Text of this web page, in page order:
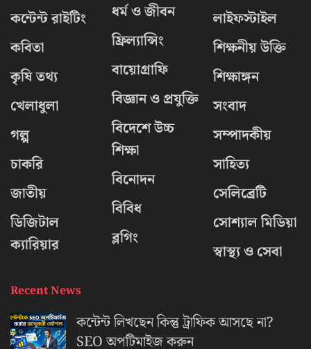
কন্টেন্ট রাইটিং
কবিতা
কৃষি তথ্য
খেলাধুলা
গল্প
চাকরি
জাতীয়
ডিজিটাল
ক্যারিয়ার
ধর্ম ও জীবন
ফ্রিল্যান্সিং
বায়োগ্রাফি
বিজ্ঞান ও প্রযুক্তি
বিদেশে উচ্চ
শিক্ষা
বিনোদন
বিবিধ
ব্লগিং
লাইফস্টাইল
শিক্ষনীয় উক্তি
শিক্ষাঙ্গন
সংবাদ
সম্পাদকীয়
সাহিত্য
সেলিব্রেটি
সোশ্যাল মিডিয়া
স্বাস্থ্য ও সেবা
Recent News
কন্টেন্ট লিখছেন কিন্তু ট্রাফিক আসছে না?
‍SEO অপটিমাইজ করুন